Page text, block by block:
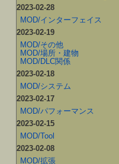
2023-02-28
MOD/インターフェイス
2023-02-19
MOD/その他
MOD/場所・建物
MOD/DLC関係
2023-02-18
MOD/システム
2023-02-17
MOD/パフォーマンス
2023-02-15
MOD/Tool
2023-02-08
MOD/拡張